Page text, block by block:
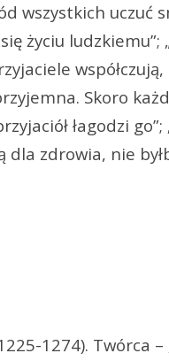
wszystkich uczuć
życiu ludzkiemu”;
Skoro
łagodzi
dla zdrowia, nie
1274). Twórca